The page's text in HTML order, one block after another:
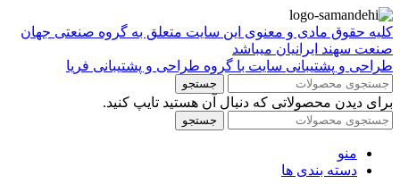
کلیه حقوق مادی و معنوی این سایت متعلق به گروه صنعتی جهان
صنعت سهند ایرانیان میباشد
طراحی و پشتیبانی سایت با گروه طراحی و پشتیبانی فریا
جستجو
برای دیدن محصولاتی که دنبال آن هستید تایپ کنید.
جستجو
منو
دسته بندی ها